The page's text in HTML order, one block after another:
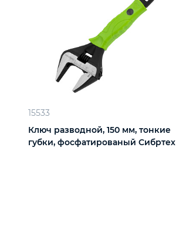
15533
Ключ разводной, 150 мм, тонкие
губки, фосфатированый Сибртех